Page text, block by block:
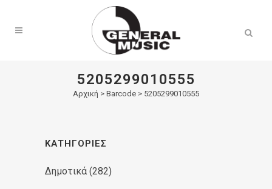
5205299010555
Αρχική > Barcode > 5205299010555
ΚΑΤΗΓΟΡΊΕΣ
Δημοτικά (282)